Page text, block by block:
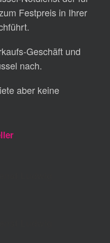
Festpreis in Ihrer
Geschäft und
nach.
aber keine